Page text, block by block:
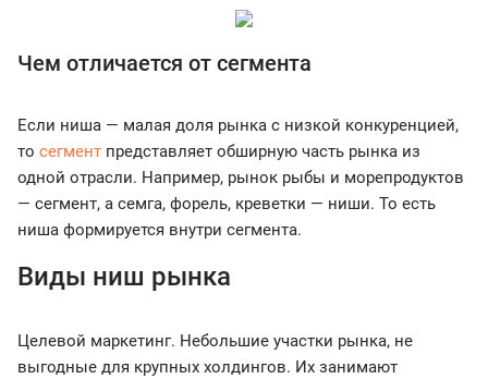
Чем отличается от сегмента
Если ниша — малая доля рынка с низкой конкуренцией,
то сегмент представляет обширную часть рынка из
одной отрасли. Например, рынок рыбы и морепродуктов
— сегмент, а семга, форель, креветки — ниши. То есть
ниша формируется внутри сегмента.
Виды ниш рынка
Целевой маркетинг. Небольшие участки рынка, не
выгодные для крупных холдингов. Их занимают